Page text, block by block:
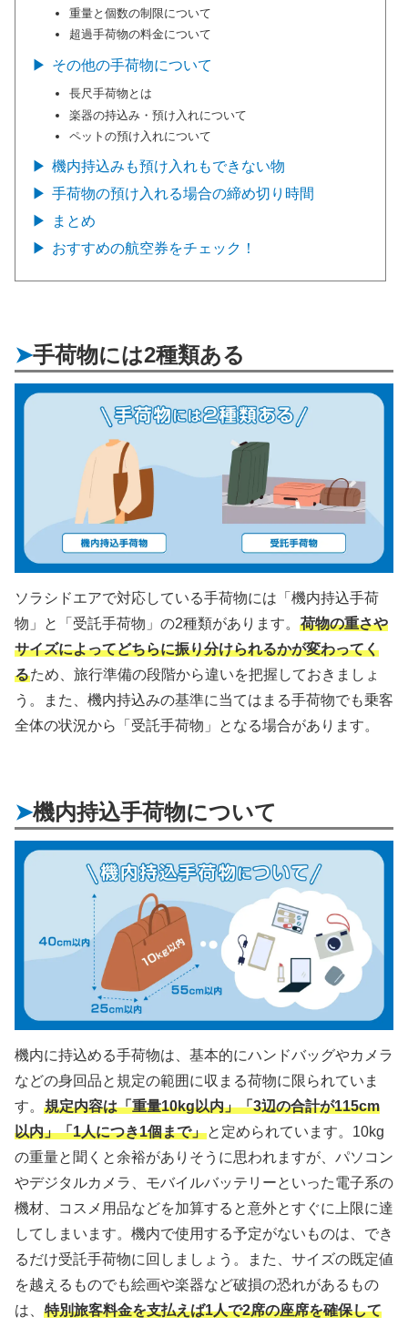
重量と個数の制限について
超過手荷物の料金について
その他の手荷物について
長尺手荷物とは
楽器の持込み・預け入れについて
ペットの預け入れについて
機内持込みも預け入れもできない物
手荷物の預け入れる場合の締め切り時間
まとめ
おすすめの航空券をチェック！
手荷物には2種類ある
ソラシドエアで対応している手荷物には「機内持込手荷
物」と「受託手荷物」の2種類があります。 荷物の重さや
サイズによってどちらに振り分けられるかが変わってく
るため、旅行準備の段階から違いを把握しておきましょ
う。また、機内持込みの基準に当てはまる手荷物でも乗客
全体の状況から「受託手荷物」となる場合があります。
機内持込手荷物について
機内に持込める手荷物は、基本的にハンドバッグやカメラ
などの身回品と規定の範囲に収まる荷物に限られていま
す。 規定内容は「重量10kg以内」「3辺の合計が115cm
以内」「1人につき1個まで」と定められています。10kg
の重量と聞くと余裕がありそうに思われますが、パソコン
やデジタルカメラ、モバイルバッテリーといった電子系の
機材、コスメ用品などを加算すると意外とすぐに上限に達
してしまいます。機内で使用する予定がないものは、でき
るだけ受託手荷物に回しましょう。また、サイズの既定値
を越えるものでも絵画や楽器など破損の恐れがあるもの
は、 特別旅客料金を支払えば1人で2席の座席を確保して